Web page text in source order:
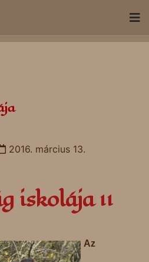
2016. március 13.
iskolája 11
Az